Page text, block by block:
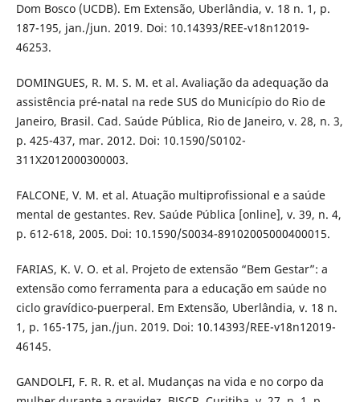
Dom Bosco (UCDB). Em Extensão, Uberlândia, v. 18 n. 1, p.
187-195, jan./jun. 2019. Doi: 10.14393/REE-v18n12019-
46253.
DOMINGUES, R. M. S. M. et al. Avaliação da adequação da
assistência pré-natal na rede SUS do Município do Rio de
Janeiro, Brasil. Cad. Saúde Pública, Rio de Janeiro, v. 28, n. 3,
p. 425-437, mar. 2012. Doi: 10.1590/S0102-
311X2012000300003.
FALCONE, V. M. et al. Atuação multiprofissional e a saúde
mental de gestantes. Rev. Saúde Pública [online], v. 39, n. 4,
p. 612-618, 2005. Doi: 10.1590/S0034-89102005000400015.
FARIAS, K. V. O. et al. Projeto de extensão “Bem Gestar”: a
extensão como ferramenta para a educação em saúde no
ciclo gravídico-puerperal. Em Extensão, Uberlândia, v. 18 n.
1, p. 165-175, jan./jun. 2019. Doi: 10.14393/REE-v18n12019-
46145.
GANDOLFI, F. R. R. et al. Mudanças na vida e no corpo da